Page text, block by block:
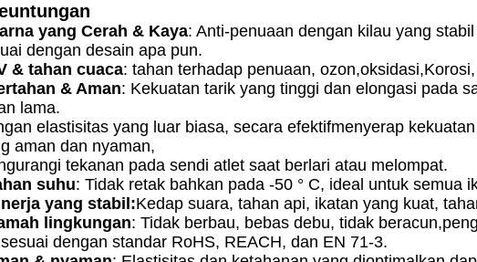
yang Cerah & Kaya: Anti-penuaan dengan kilau yang
dengan desain apa pun.
& tahan cuaca: tahan terhadap penuaan, ozon,oksidasi,
& Aman: Kekuatan tarik yang tinggi dan elongasi pada
lama.
elastisitas yang luar biasa, secara efektifmenyerap
aman dan nyaman,
tekanan pada sendi atlet saat berlari atau melompat.
suhu: Tidak retak bahkan pada -50 ° C, ideal untuk semua
yang stabil:Kedap suara, tahan api, ikatan yang kuat,
lingkungan: Tidak berbau, bebas debu, tidak beracun,
sesuai dengan standar RoHS, REACH, dan EN 71-3.